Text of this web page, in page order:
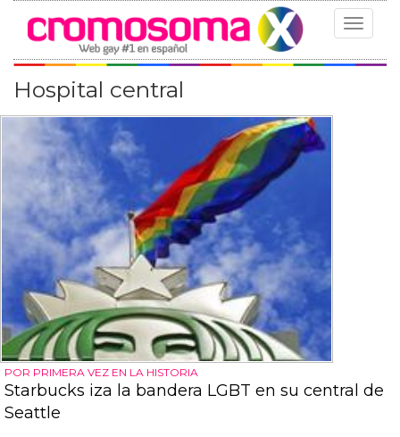
Toggle
Hospital central
POR PRIMERA VEZ EN LA HISTORIA
Starbucks iza la bandera LGBT en su central de
Seattle